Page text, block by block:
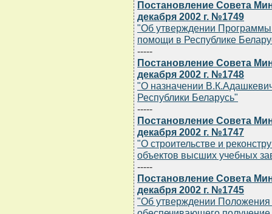
Постановление Совета
декабря 2002 г. №1749
"Об утверждении Программы
помощи в Республике
-----
Постановление Совета
декабря 2002 г. №1748
"О назначении
Республики Беларусь"
-----
Постановление Совета
декабря 2002 г. №1747
"О строительстве и
объектов высших учебных
-----
Постановление Совета
декабря 2002 г. №1745
"Об утверждении Положения